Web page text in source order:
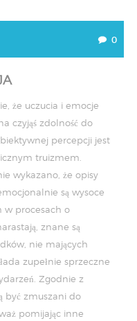
0
że uczucia i emocje
czyjąś zdolność do
percepcji jest
truizmem.
wykazano, że opisy
są wysoce
w procesach o
znane są
nie mających
zupełnie sprzeczne
Zgodnie z
być zmuszani do
pomijając inne